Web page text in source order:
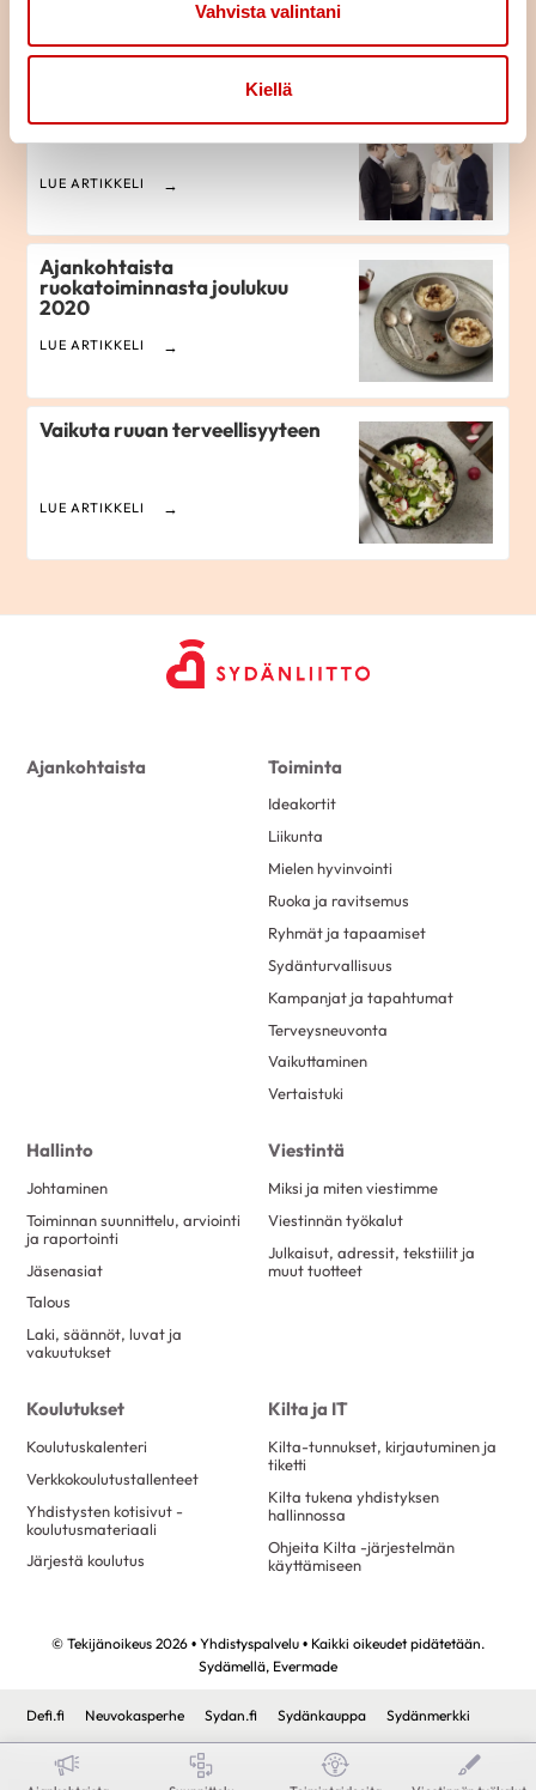
Vahvista valintani
Kiellä
LUE ARTIKKELI
Ajankohtaista
ruokatoiminnasta joulukuu
2020
LUE ARTIKKELI
Vaikuta ruuan terveellisyyteen
LUE ARTIKKELI
Ajankohtaista Toiminta
Ideakortit
Liikunta
Mielen hyvinvointi
Ruoka ja ravitsemus
Ryhmät ja tapaamiset
Sydänturvallisuus
Kampanjat ja tapahtumat
Terveysneuvonta
Vaikuttaminen
Vertaistuki
Hallinto
Johtaminen
Toiminnan suunnittelu, arviointi
ja raportointi
Jäsenasiat
Talous
Laki, säännöt, luvat ja
vakuutukset
Viestintä
Miksi ja miten viestimme
Viestinnän työkalut
Julkaisut, adressit, tekstiilit ja
muut tuotteet
Koulutukset
Koulutuskalenteri
Verkkokoulutustallenteet
Yhdistysten kotisivut -
koulutusmateriaali
Järjestä koulutus
Kilta ja IT
Kilta-tunnukset, kirjautuminen ja
tiketti
Kilta tukena yhdistyksen
hallinnossa
Ohjeita Kilta -järjestelmän
käyttämiseen
© Tekijänoikeus 2026 • Yhdistyspalvelu • Kaikki oikeudet pidätetään.
Sydämellä, Evermade
Defi.fi Neuvokasperhe Sydan.fi Sydänkauppa Sydänmerkki